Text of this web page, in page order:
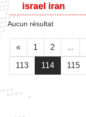
israel iran
Aucun résultat
« 1 2 ...
113 114 115